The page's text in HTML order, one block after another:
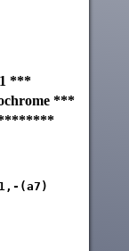
***
***
(a7)